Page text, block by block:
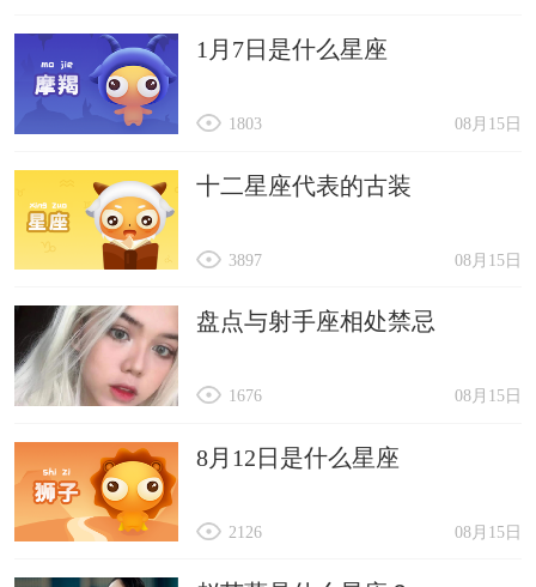
1月7日是什么星座
08月15日
1803
十二星座代表的古装
08月15日
3897
盘点与射手座相处禁忌
08月15日
1676
8月12日是什么星座
08月15日
2126